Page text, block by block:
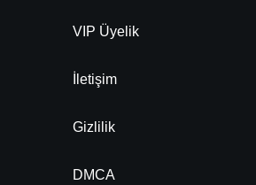
VIP Üyelik
İletişim
Gizlilik
DMCA